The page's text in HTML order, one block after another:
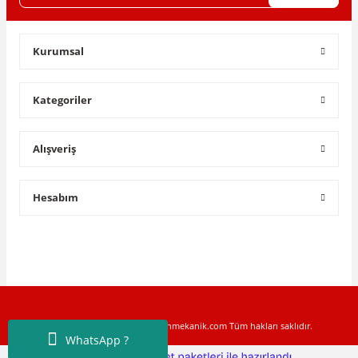
WhatsApp ?
Gönder
Kurumsal
Kategoriler
Alışveriş
Hesabım
Copyright © 2022 www.toptanmekanik.com Tüm hakları saklıdır.